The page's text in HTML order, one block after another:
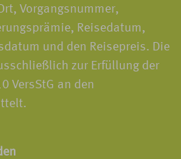
Vorgangsnummer,
Reisedatum,
und den Reisepreis. Die
zur Erfüllung der
VersStG an den